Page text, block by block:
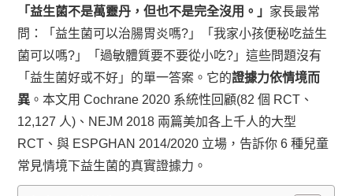
「益生菌不是萬靈丹，但也不是完全沒用。」 家長最常
問：「益生菌可以治腸胃炎嗎?」「我家小孩便秘吃益生
菌可以嗎?」「過敏體質要不要從小吃?」這些問題沒有
「益生菌好或不好」的單一答案。它的證據力依情境而
異 。本文用 Cochrane 2020 系統性回顧(82 個 RCT、
12,127 人)、NEJM 2018 兩篇美加各上千人的大型
RCT、與 ESPGHAN 2014/2020 立場，告訴你 6 種兒童
常見情境下益生菌的真實證據力。